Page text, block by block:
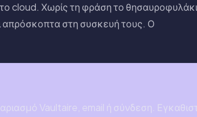
cloud. Χωρίς τη φράση το
απρόσκοπτα στη συσκευή τους. Ο
Vaultaire, email ή σύνδεση.